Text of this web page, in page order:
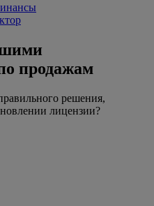
продажам
решения,
лицензии?